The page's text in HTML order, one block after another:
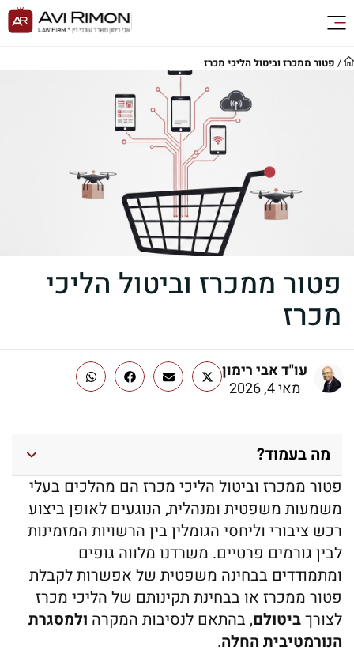
/ פטור ממכרז וביטול הליכי מכרז
פטור ממכרז וביטול הליכי
מכרז
עו"ד אבי רימון
מאי 4, 2026
פטור ממכרז וביטול הליכי מכרז הם מהלכים בעלי
משמעות משפטית ומנהלית, הנוגעים לאופן ביצוע
רכש ציבורי וליחסי הגומלין בין הרשויות המזמינות
לבין גורמים פרטיים. משרדנו מלווה גופים
ומתמודדים בבחינה משפטית של אפשרות לקבלת
פטור ממכרז או בבחינת תקינותם של הליכי מכרז
לצורךביטולם, בהתאם לנסיבות המקרה ולמסגרת
הנורמטיבית החלה.
מה בעמוד?